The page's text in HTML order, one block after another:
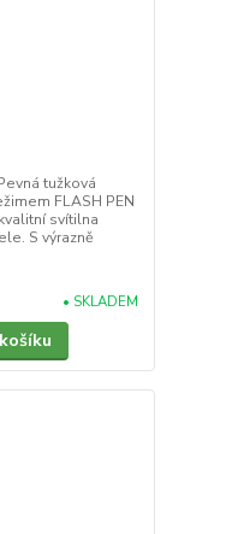
tužková
FLASH PEN
svítilna
S výrazně
• SKLADEM